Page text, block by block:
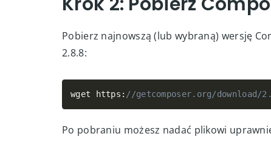
rm -rf public_html
Uwaga: wykonaj ten krok tylko wtedy, gdy
istniejącej strony.
Krok 2: Pobierz
Pobierz najnowszą (lub wybraną) wersję